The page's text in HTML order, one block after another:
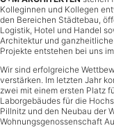
Kolleginnen und Kollegen
den Bereichen Städtebau,
Logistik, Hotel und Handel
Architektur und
Projekte entstehen bei uns
Wir sind erfolgreiche
verstärken. Im letzten Jahr
zwei mit einem ersten Platz
Laborgebäudes für die
Pillnitz und den Neubau der
Wohnungsgenossenschaft